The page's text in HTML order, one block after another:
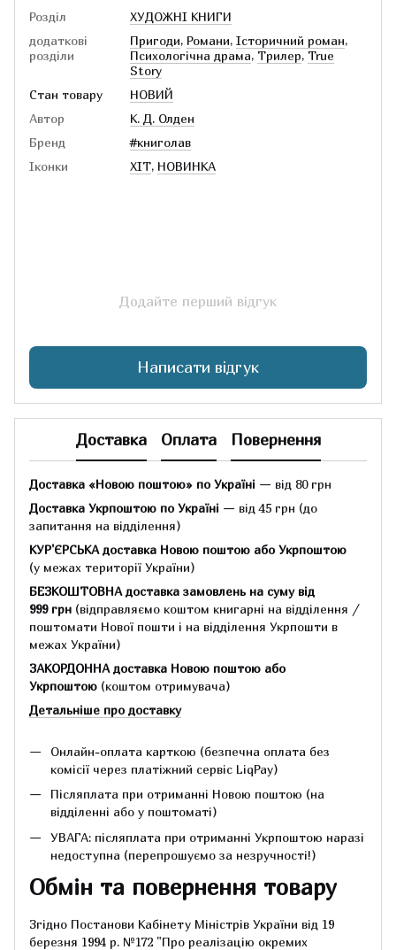
Розділ
ХУДОЖНІ КНИГИ
додаткові
розділи
Пригоди, Романи, Історичний роман,
Психологічна драма, Трилер, True
Story
Стан товару
НОВИЙ
Автор
К. Д. Олден
Бренд
#книголав
Іконки
ХІТ, НОВИНКА
Додайте перший відгук
Написати відгук
Доставка Оплата Повернення
Доставка «Новою поштою» по Україні — від 80 грн
Доставка Укрпоштою по Україні — від 45 грн (до
запитання на відділення)
КУР'ЄРСЬКА доставка Новою поштою або Укрпоштою
(у межах території України)
БЕЗКОШТОВНА доставка замовлень на суму від
999 грн (відправляємо коштом книгарні на відділення /
поштомати Нової пошти і на відділення Укрпошти в
межах України)
ЗАКОРДОННА доставка Новою поштою або
Укрпоштою (коштом отримувача)
Детальніше про доставку
Онлайн-оплата карткою (безпечна оплата без
комісії через платіжний сервіс LiqPay)
Післяплата при отриманні Новою поштою (на
відділенні або у поштоматі)
УВАГА: післяплата при отриманні Укрпоштою наразі
недоступна (перепрошуємо за незручності!)
Обмін та повернення товару
Згідно Постанови Кабінету Міністрів України від 19
березня 1994 р. №172 "Про реалізацію окремих